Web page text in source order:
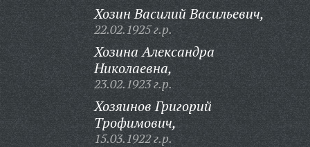
Хозин Василий Васильевич,
22.02.1925 г.р.
Хозина Александра
Николаевна,
23.02.1923 г.р.
Хозяинов Григорий
Трофимович,
15.03.1922 г.р.